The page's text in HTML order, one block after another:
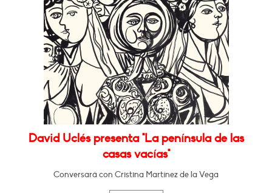
David Uclés presenta "La península de las
casas vacías"
Conversará con Cristina Martínez de la Vega